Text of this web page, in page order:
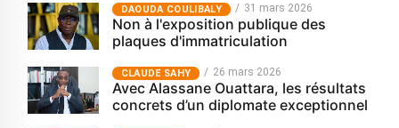
‎DAOUDA COULIBALY 31 mars 2026
Non à l'exposition publique des
plaques d'immatriculation
CLAUDE SAHY 26 mars 2026
Avec Alassane Ouattara, les résultats
concrets d’un diplomate exceptionnel